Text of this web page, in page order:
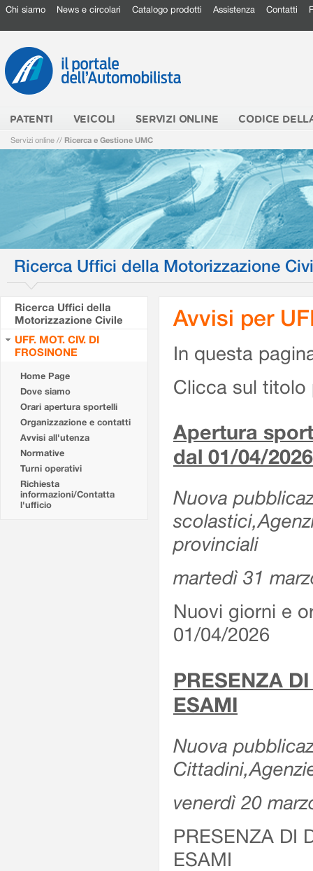
Chi siamo News e circolari Catalogo prodotti Assistenza Contatti
PATENTI VEICOLI SERVIZI ONLINE CODICE
Servizi online // Ricerca e Gestione UMC
Ricerca Uffici della Motorizzazione
Ricerca Uffici della
Motorizzazione Civile
UFF. MOT. CIV. DI
FROSINONE
Home Page
Dove siamo
Orari apertura sportelli
Organizzazione e contatti
Avvisi all'utenza
Normative
Turni operativi
Richiesta
informazioni/Contatta
l'ufficio
Avvisi per
In questa
Clicca sul titolo
Apertura
dal 01/04/2026
Nuova
provinciali
martedì 31
Nuovi giorni e
01/04/2026
PRESENZA
ESAMI
Nuova
venerdì 20
PRESENZA DI
ESAMI